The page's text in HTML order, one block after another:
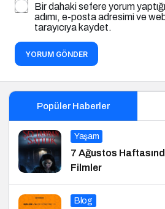
Bir dahaki sefere yorum
adımı, e-posta adresimi ve
tarayıcıya kaydet.
YORUM GÖNDER
Popüler Haberler
Yaşam
7 Ağustos
Filmler
Blog